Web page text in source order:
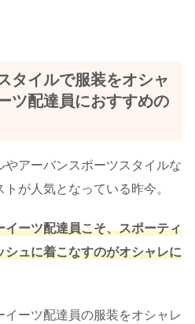
タイルで服装をオシャ
ツ配達員におすすめの
アーバンスポーツスタイルな
が人気となっている昨今。
ーツ配達員こそ、スポーティ
ュに着こなすのがオシャレに
ーツ配達員の服装をオシャレ